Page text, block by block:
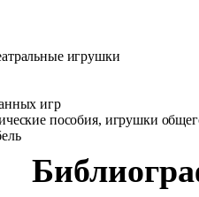
игрушки
игр
пособия, игрушки